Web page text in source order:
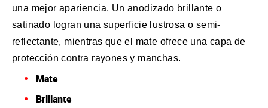
una mejor apariencia. Un anodizado brillante o
satinado logran una superficie lustrosa o semi-
reflectante, mientras que el mate ofrece una capa de
protección contra rayones y manchas.
Mate
Brillante